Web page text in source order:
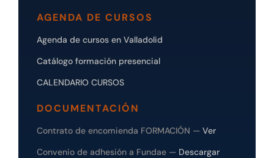
AGENDA DE CURSOS
Agenda de cursos en Valladolid
Catálogo formación presencial
CALENDARIO CURSOS
DOCUMENTACIÓN
Contrato de encomienda FORMACIÓN — Ver
Convenio de adhesión a Fundae — Descargar